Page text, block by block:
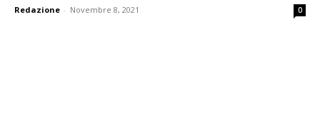
Redazione - Novembre 8, 2021 0